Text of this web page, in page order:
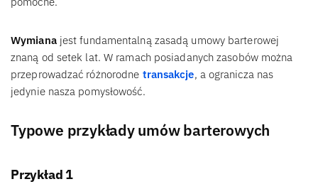
Wymianajest fundamentalną zasadą umowy barterowej
znaną od setek lat. W ramach posiadanych zasobów można
przeprowadzać różnorodne transakcje, a ogranicza nas
jedynie nasza pomysłowość.
Typowe przykłady umów barterowych
Przykład 1